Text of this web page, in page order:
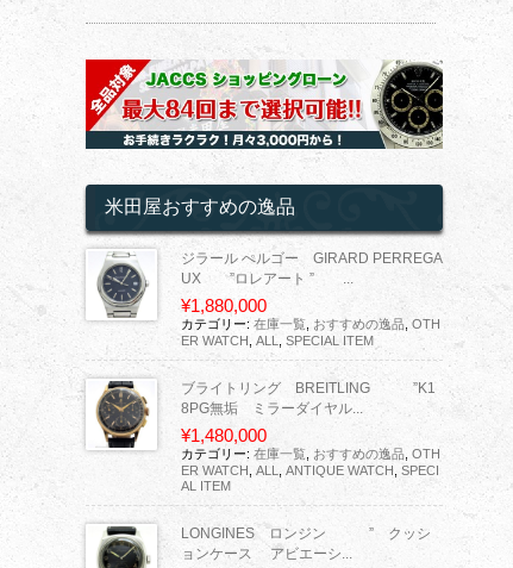
米田屋おすすめの逸品
ジラール ぺルゴー GIRARD PERREGA
UX ”ロレアート ” ...
¥1,880,000
カテゴリー: 在庫一覧 おすすめの逸品 OTH
ER WATCH ALL SPECIAL ITEM
ブライトリング BREITLING ”K1
8PG無垢 ミラーダイヤル...
¥1,480,000
カテゴリー: 在庫一覧 おすすめの逸品 OTH
ER WATCH ALL ANTIQUE WATCH SPECI
AL ITEM
LONGINES ロンジン ” クッシ
ョンケース アビエーシ...